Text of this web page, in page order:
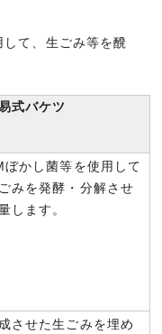
て、生ごみ等を醗
式バケツ
ぼかし菌等を使用して
みを発酵・分解させ
します。
させた生ごみを埋め